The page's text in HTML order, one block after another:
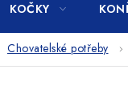
KOČKY
Chovatelské potřeby